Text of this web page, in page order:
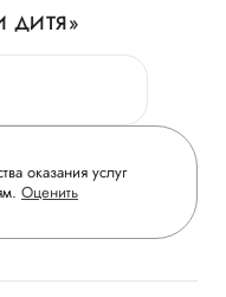
ДИТЯ»
оказания услуг
Оценить